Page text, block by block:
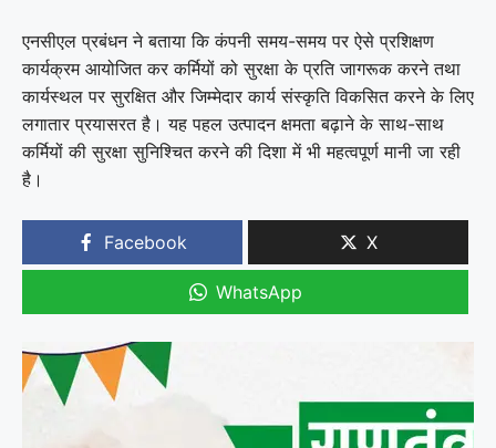
एनसीएल प्रबंधन ने बताया कि कंपनी समय-समय पर ऐसे प्रशिक्षण
कार्यक्रम आयोजित कर कर्मियों को सुरक्षा के प्रति जागरूक करने तथा
कार्यस्थल पर सुरक्षित और जिम्मेदार कार्य संस्कृति विकसित करने के लिए
लगातार प्रयासरत है। यह पहल उत्पादन क्षमता बढ़ाने के साथ-साथ
कर्मियों की सुरक्षा सुनिश्चित करने की दिशा में भी महत्वपूर्ण मानी जा रही
है।
Facebook X
WhatsApp